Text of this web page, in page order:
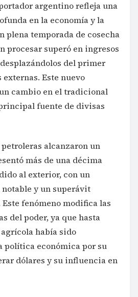
argentino refleja una
en la economía y la
plena temporada de cosecha
procesar superó en ingresos
del primer
Este nuevo
cambio en el tradicional
fuente de divisas
alcanzaron un
más de una décima
al exterior, con un
y un superávit
fenómeno modifica las
del poder, ya que hasta
había sido
política económica por su
dólares y su influencia en